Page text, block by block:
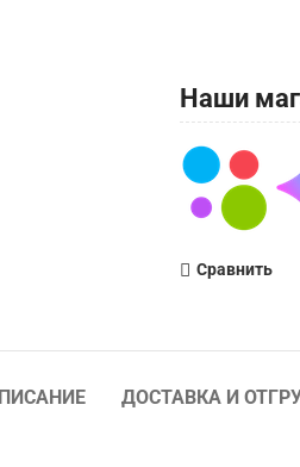
Наши
Сравнить
ДОСТАВКА И